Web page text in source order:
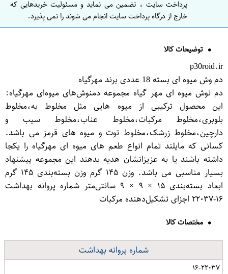
پرداخت سایت ، تضمین می نماید و مسئولیت خریدهایی که
خارج از درگاه پرداخت سایت انجام می شوند را نمی پذیرد.
توضیحات کالا
p30roid.ir
دم وش میوه ای بسته 18 عددی برند مهرگیاه
دم نوش میوه ای مهر گیاه مجموعه دمنوش‌های میوه‌ای مهرگیاه:
این محصول ترکیبی از میوه هایی مثل مخلوط به،مخلوط
بلوبری،مخلوط مرکبات،مخلوط عناب،مخلوط سیب و
دارچین،مخلوط زرشک،مخلوط توت و میوه های قرمز می باشد.
کسانی که مایلند تمام انواع طعم های میوه ای مهرگیاه را یکجا
داشته باشند یا به عزیزانشان هدیه بدهند این مجموعه پیشنهاد
بسیار مناسبی می باشد. وزن ۱۴۵ گرم وزن بسته‌بندی ۱۴۵ گرم
ابعاد بسته‌بندی ۱۵ × ۹ × ۹ سانتی‌متر شماره پروانه بهداشت
۱۶-۲۲۰۳۷ اجزای تشکیل‌دهنده مرکبات
مختصات کالا
شماره پروانه بهداشت
۱۶-۲۲۰۳۷